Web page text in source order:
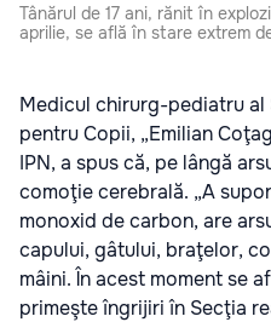
Tânărul de 17 ani, rănit în
aprilie, se află în stare extrem
Medicul chirurg-pediatru
pentru Copii, „Emilian
IPN, a spus că, pe lângă
comoţie cerebrală. „A
monoxid de carbon, are
capului, gâtului, braţelor,
mâini. În acest moment se
primeşte îngrijiri în Secţia